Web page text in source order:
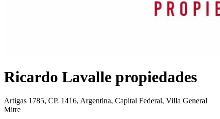
Ricardo Lavalle propiedades
Artigas 1785, CP. 1416, Argentina, Capital Federal, Villa General
Mitre